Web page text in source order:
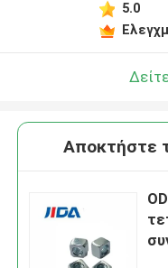
5.0
Αποκτήστε